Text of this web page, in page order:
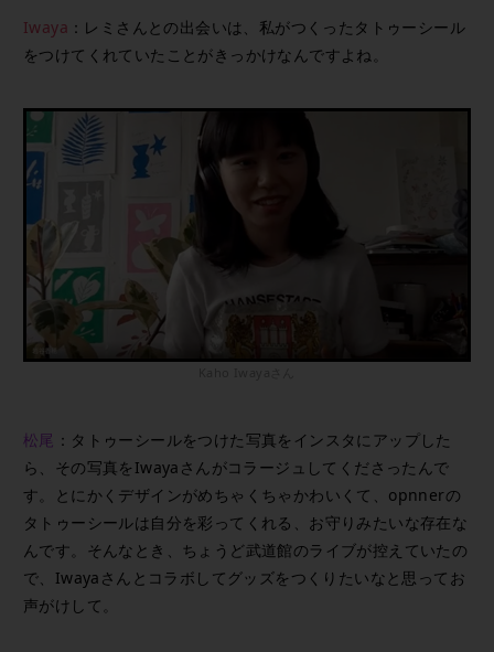
Iwaya ：レミさんとの出会いは、私がつくったタトゥーシール
をつけてくれていたことがきっかけなんですよね。
松尾 ：タトゥーシールをつけた写真をインスタにアップした
ら、その写真をIwayaさんがコラージュしてくださったんで
す。とにかくデザインがめちゃくちゃかわいくて、opnnerの
タトゥーシールは自分を彩ってくれる、お守りみたいな存在な
んです。そんなとき、ちょうど武道館のライブが控えていたの
で、Iwayaさんとコラボしてグッズをつくりたいなと思ってお
声がけして。